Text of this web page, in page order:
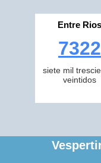
Entre Rios
7322
siete mil
veintidos